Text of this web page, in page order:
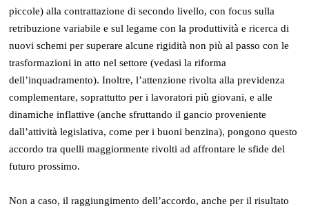
piccole) alla contrattazione di secondo livello, con focus sulla
retribuzione variabile e sul legame con la produttività e ricerca di
nuovi schemi per superare alcune rigidità non più al passo con le
trasformazioni in atto nel settore (vedasi la riforma
dell’inquadramento). Inoltre, l’attenzione rivolta alla previdenza
complementare, soprattutto per i lavoratori più giovani, e alle
dinamiche inflattive (anche sfruttando il gancio proveniente
dall’attività legislativa, come per i buoni benzina), pongono questo
accordo tra quelli maggiormente rivolti ad affrontare le sfide del
futuro prossimo.
Non a caso, il raggiungimento dell’accordo, anche per il risultato